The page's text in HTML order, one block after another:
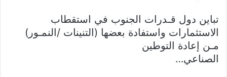
تباين دول قـدرات الجنوب في استقطاب
الاستثمارات واستفادة بعضها (التنينات /النمـور)
مـن إعادة التوطين
الصناعي…